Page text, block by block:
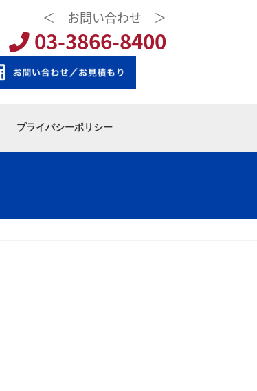
＜ お問い合わせ ＞
03-3866-8400
プライバシーポリシー